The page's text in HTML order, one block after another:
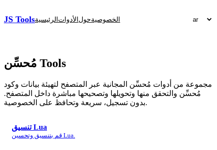
JS Toolsالرئيسية الأدوات حولالخصوصية
مُحسِّن Tools
مجموعة من أدوات مُحسِّن المجانية عبر المتصفح لتهيئة بيانات وكود
مُحسِّن والتحقق منها وتحويلها وتصحيحها مباشرة داخل المتصفح.
بدون تسجيل، سريعة وتحافظ على الخصوصية.
تنسيق Lua
قم بتنسيق وتحسين Lua.